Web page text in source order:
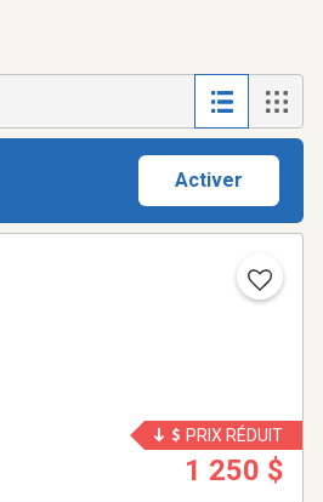
Activer
PRIX RÉDUIT
1 250 $